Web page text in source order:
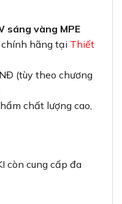
sáng vàng MPE
hãng tại Thiết
(tùy theo chương
chất lượng cao,
còn cung cấp đa